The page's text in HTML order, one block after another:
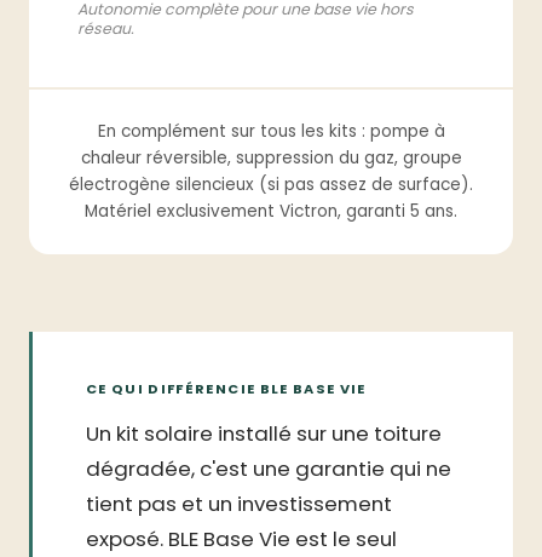
Autonomie complète pour une base vie hors
réseau.
En complément sur tous les kits : pompe à
chaleur réversible, suppression du gaz, groupe
électrogène silencieux (si pas assez de surface).
Matériel exclusivement Victron, garanti 5 ans.
CE QUI DIFFÉRENCIE BLE BASE VIE
Un kit solaire installé sur une toiture
dégradée, c'est une garantie qui ne
tient pas et un investissement
exposé. BLE Base Vie est le seul